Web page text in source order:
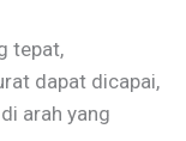
tepat,
dapat dicapai,
arah yang